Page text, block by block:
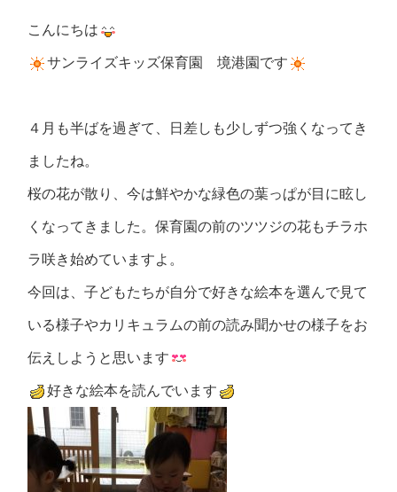
こんにちは
サンライズキッズ保育園 境港園です
４月も半ばを過ぎて、日差しも少しずつ強くなってき
ましたね。
桜の花が散り、今は鮮やかな緑色の葉っぱが目に眩し
くなってきました。保育園の前のツツジの花もチラホ
ラ咲き始めていますよ。
今回は、子どもたちが自分で好きな絵本を選んで見て
いる様子やカリキュラムの前の読み聞かせの様子をお
伝えしようと思います
好きな絵本を読んでいます